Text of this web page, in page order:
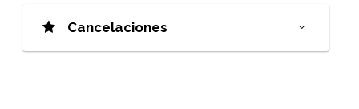
Cancelaciones